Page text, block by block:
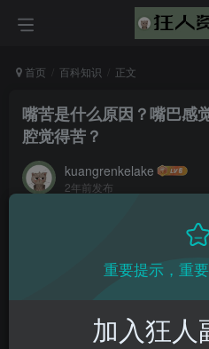
首页 百科知识 正文
嘴苦是什么原因？嘴巴感
腔觉得苦？
kuangrenkelake
2年前发布
重要提示，重
加入狂人